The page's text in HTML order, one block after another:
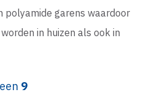
garens waardoor
in huizen als ook in
9